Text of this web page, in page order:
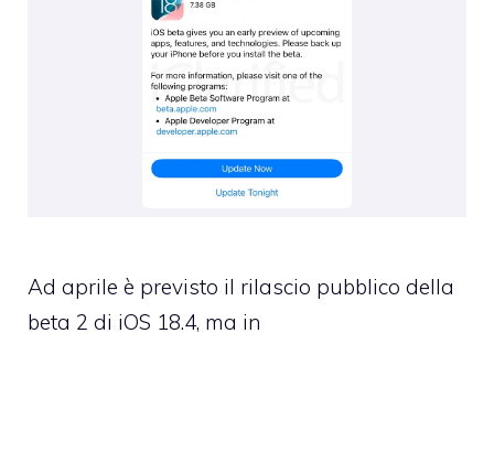
Ad aprile è previsto il rilascio pubblico della
beta 2 di iOS 18.4, ma in